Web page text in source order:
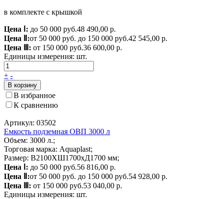
в комплекте с крышкой
Цена Ⅰ: до 50 000 руб.48 490,00 р.
Цена Ⅱ:от 50 000 руб. до 150 000 руб.42 545,00 р.
Цена Ⅲ: от 150 000 руб.36 600,00 р.
Единицы измерения: шт.
+ -
В корзину
В избранное
К сравнению
Артикул: 03502
Емкость подземная ОВП 3000 л
Объем: 3000 л.;
Торговая марка: Aquaplast;
Размер: В2100ХШ1700хД1700 мм;
Цена Ⅰ: до 50 000 руб.56 816,00 р.
Цена Ⅱ:от 50 000 руб. до 150 000 руб.54 928,00 р.
Цена Ⅲ: от 150 000 руб.53 040,00 р.
Единицы измерения: шт.